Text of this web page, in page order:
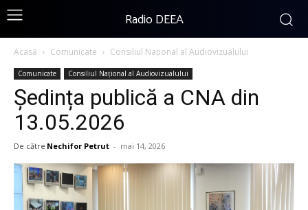
Radio DEEA
Acasă Comunicate Consiliul Național al Audiovizualului
Comunicate Consiliul Național al Audiovizualului
Ședința publică a CNA din
13.05.2026
De către Nechifor Petrut - mai 14, 2026